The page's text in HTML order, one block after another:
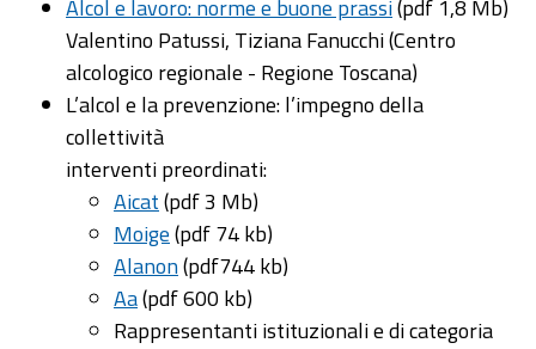
Alcol e lavoro: norme e buone prassi(pdf 1,8 Mb)
Valentino Patussi, Tiziana Fanucchi (Centro
alcologico regionale - Regione Toscana)
L’alcol e la prevenzione: l’impegno della
collettività
interventi preordinati:
Aicat(pdf 3 Mb)
Moige(pdf 74 kb)
Alanon(pdf744 kb)
Aa(pdf 600 kb)
Rappresentanti istituzionali e di categoria